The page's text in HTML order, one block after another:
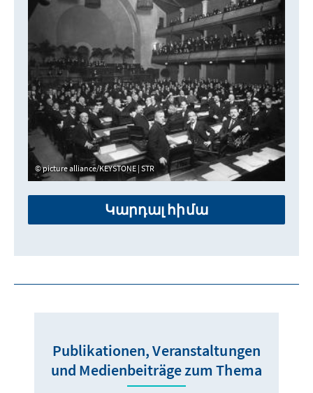
picture alliance/KEYSTONE | STR
Կարդալ հիմա
Publikationen, Veranstaltungen
und Medienbeiträge zum Thema